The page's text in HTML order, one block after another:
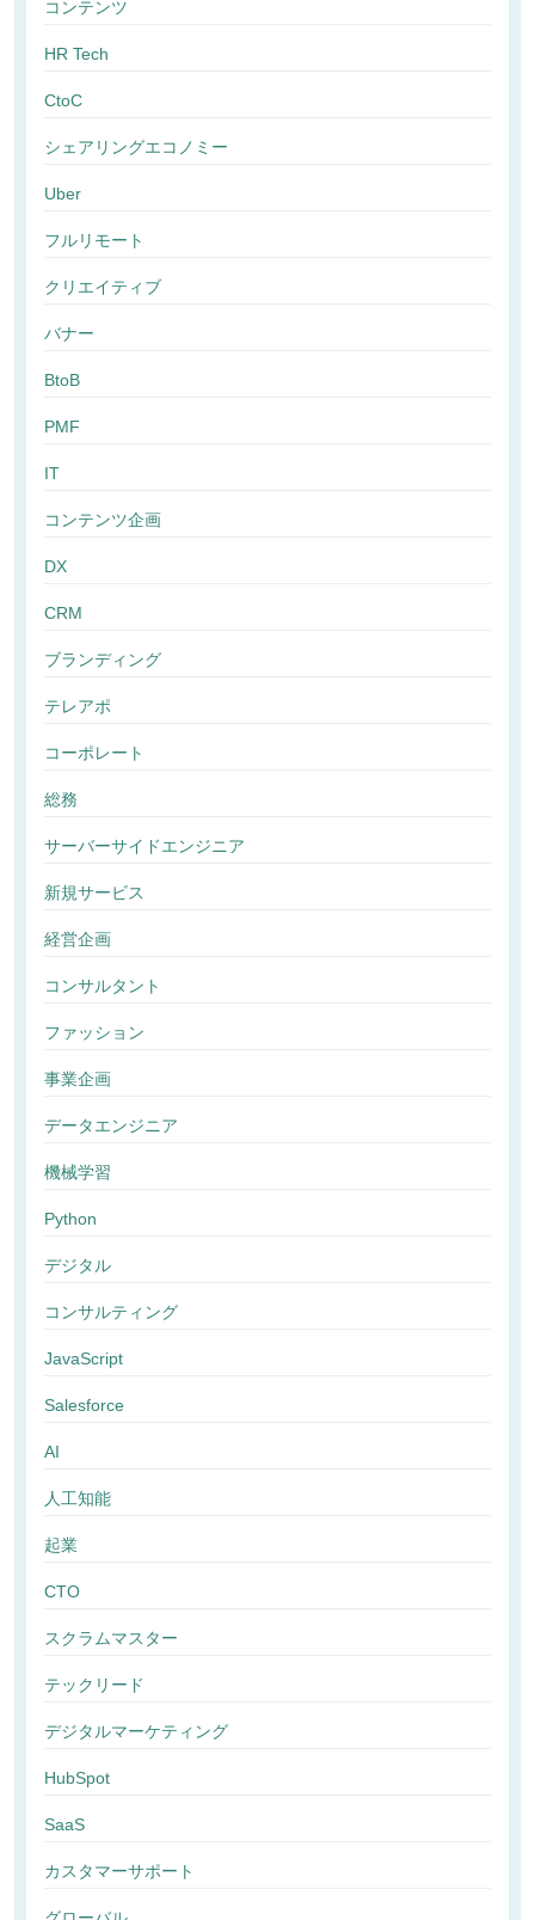
コンテンツ
HR Tech
CtoC
シェアリングエコノミー
Uber
フルリモート
クリエイティブ
バナー
BtoB
PMF
IT
コンテンツ企画
DX
CRM
ブランディング
テレアポ
コーポレート
総務
サーバーサイドエンジニア
新規サービス
経営企画
コンサルタント
ファッション
事業企画
データエンジニア
機械学習
Python
デジタル
コンサルティング
JavaScript
Salesforce
AI
人工知能
起業
CTO
スクラムマスター
テックリード
デジタルマーケティング
HubSpot
SaaS
カスタマーサポート